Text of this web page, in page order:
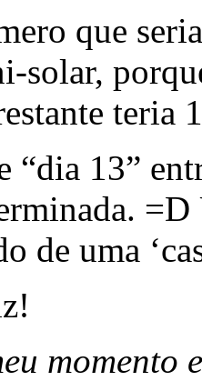
que
solar,
teria
“dia 13”
de uma
momento